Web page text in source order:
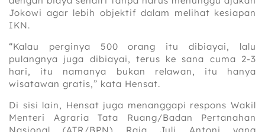
Jokowi agar lebih objektif dalam melihat kesiapan
IKN.
“Kalau perginya 500 orang itu dibiayai, lalu
pulangnya juga dibiayai, terus ke sana cuma 2-3
hari, itu namanya bukan relawan, itu hanya
wisatawan gratis,” kata Hensat.
Di sisi lain, Hensat juga menanggapi respons Wakil
Menteri Agraria Tata Ruang/Badan Pertanahan